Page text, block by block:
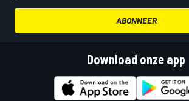
ABONNEER
Download onze app